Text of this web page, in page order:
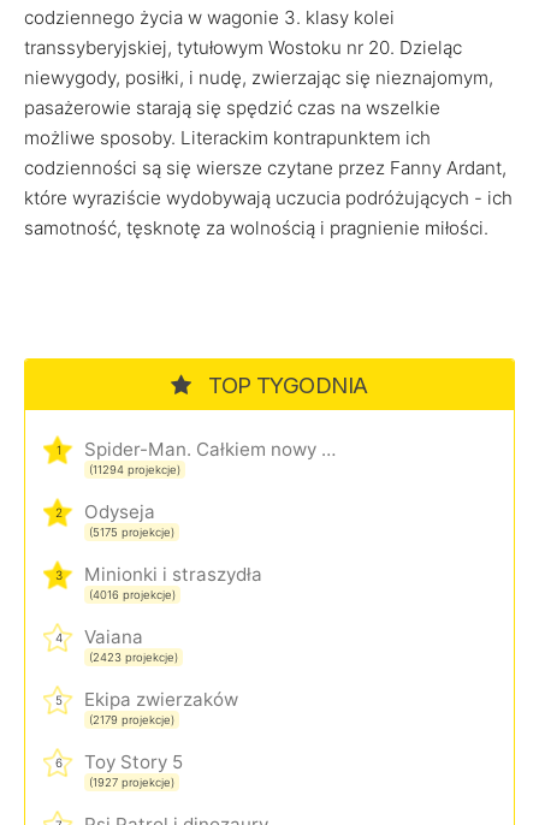
codziennego życia w wagonie 3. klasy kolei
transsyberyjskiej, tytułowym Wostoku nr 20. Dzieląc
niewygody, posiłki, i nudę, zwierzając się nieznajomym,
pasażerowie starają się spędzić czas na wszelkie
możliwe sposoby. Literackim kontrapunktem ich
codzienności są się wiersze czytane przez Fanny Ardant,
które wyraziście wydobywają uczucia podróżujących - ich
samotność, tęsknotę za wolnością i pragnienie miłości.
TOP TYGODNIA
1 Spider-Man. Całkiem nowy dzień
(11294 projekcje)
2 Odyseja
(5175 projekcje)
3 Minionki i straszydła
(4016 projekcje)
4 Vaiana
(2423 projekcje)
5 Ekipa zwierzaków
(2179 projekcje)
6 Toy Story 5
(1927 projekcje)